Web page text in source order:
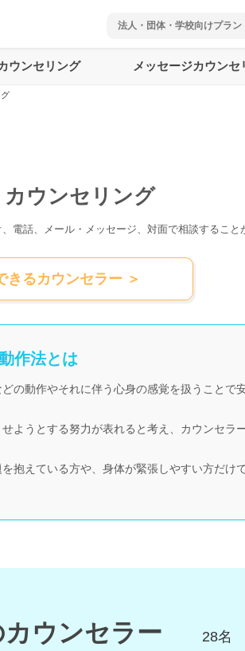
法人・団体・学校向けプラン
ウンセリング メッセージカウンセ
カウンセリング
電話、メール・メッセージ、対面で相談すること
きるカウンセラー ＞
作法とは
の動作やそれに伴う心身の感覚を扱うことで
ようとする努力が表れると考え、カウンセラ
抱えている方や、身体が緊張しやすい方だけ
ウンセラー 28名